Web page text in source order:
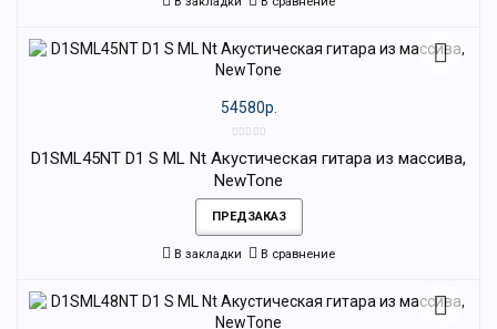
54580р.
D1SML45NT D1 S ML Nt Акустическая гитара из массива,
NewTone
ПРЕДЗАКАЗ
В закладки В сравнение